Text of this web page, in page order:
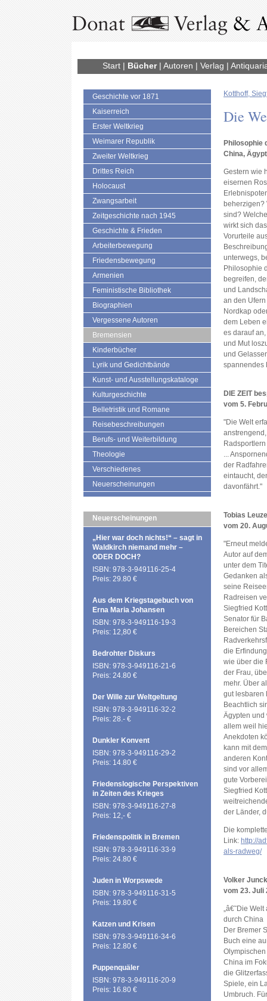
Start| Bücher| Autoren | Verlag |
Geschichte vor 1871
Kaiserreich
Erster Weltkrieg
Weimarer Republik
Zweiter Weltkrieg
Drittes Reich
Holocaust
Zwangsarbeit
Zeitgeschichte nach 1945
Geschichte & Frieden
Arbeiterbewegung
Friedensbewegung
Armenien
Feministische Bibliothek
Biographien
Vergessene Autoren
Bremensien
Kinderbücher
Lyrik und Gedichtbände
Kunst- und Ausstellungskataloge
Kulturgeschichte
Belletristik und Romane
Reisebeschreibungen
Berufs- und Weiterbildung
Theologie
Verschiedenes
Neuerscheinungen
Neuerscheinungen
„Hier war doch nichts!“ – sagt in
Waldkirch niemand mehr –
ODER DOCH?
ISBN: 978-3-949116-25-4
Preis: 29.80 €
Aus dem Kriegstagebuch von
Erna Maria Johansen
ISBN: 978-3-949116-19-3
Preis: 12,80 €
Bedrohter Diskurs
ISBN: 978-3-949116-21-6
Preis: 24.80 €
Der Wille zur Weltgeltung
ISBN: 978-3-949116-32-2
Preis: 28.- €
Dunkler Konvent
ISBN: 978-3-949116-29-2
Preis: 14.80 €
Friedenslogische Perspektiven
in Zeiten des Krieges
ISBN: 978-3-949116-27-8
Preis: 12,- €
Friedenspolitik in Bremen
ISBN: 978-3-949116-33-9
Preis: 24.80 €
Juden in Worpswede
ISBN: 978-3-949116-31-5
Preis: 19.80 €
Katzen und Krisen
ISBN: 978-3-949116-34-6
Preis: 12.80 €
Puppenquäler
ISBN: 978-3-949116-20-9
Preis: 16.80 €
Kotthoff,
Die
Philosophie
China,
Gestern wie
eisernen
beherzigen?
sind?
wirkt sich
Vorurteile
unterwegs,
Philosophie
begreifen,
und
an den
Nordkap
dem Leben
es darauf
und Mut
und
spannendes
DIE ZEIT
vom 5.
"Die Welt
...
der
eintaucht,
davonfährt."
Tobias
vom 20.
"Erneut
Autor auf
unter dem
Gedanken
seine
Radreisen
Siegfried
Senator für
Bereichen
die
wie über die
der Frau,
mehr. Über
gut lesbaren
Beachtlich
Ägypten und
allem weil
Anekdoten
kann mit
anderen
sind vor
gute
Siegfried
der Länder,
Die
Link: http://
als-radweg/
Volker
vom 23. Juli
„â€˜Die
durch China
Der Bremer
Buch eine
China im
die
Spiele, ein
Umbruch.